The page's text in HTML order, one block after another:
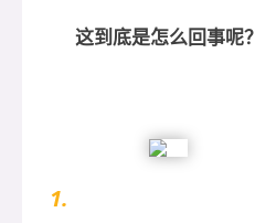
这到底是怎么回事呢？
1.